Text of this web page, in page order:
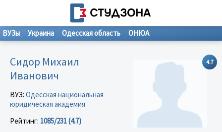
ВУЗы Украина Одесская область ОНЮА
4.7
Сидор Михаил
Иванович
ВУЗ: Одесская национальная
юридическая академия
Рейтинг: 1085/231 (4.7)